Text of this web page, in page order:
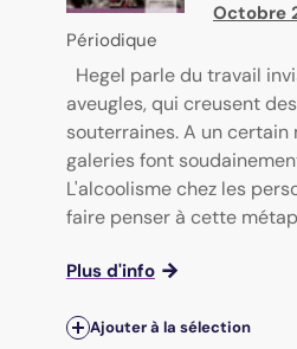
Octobre
Périodique
Hegel parle du travail
aveugles, qui creusent
souterraines. A un certain
galeries font
L'alcoolisme chez les
faire penser à cette
Plus d'info
Ajouter à la sélection